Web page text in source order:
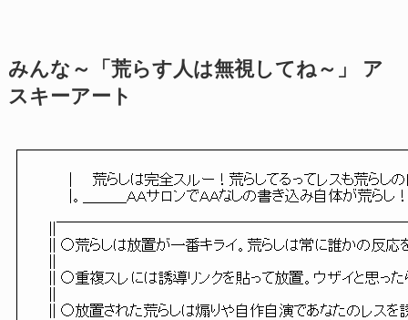
みんな～「荒らす人は無視してね～」 ア
スキーアート
|　　荒らしは完全スルー！荒らしてるってレスも荒らしの
|。＿＿＿ＡＡサロンでＡＡなしの書き込み自体が荒らし
|| ○荒らしは放置が一番キライ。荒らしは常に誰かの反応を
|| ○重複スレには誘導リンクを貼って放置。ウザイと思った
|| ○放置された荒らしは煽りや自作自演であなたのレスを誘